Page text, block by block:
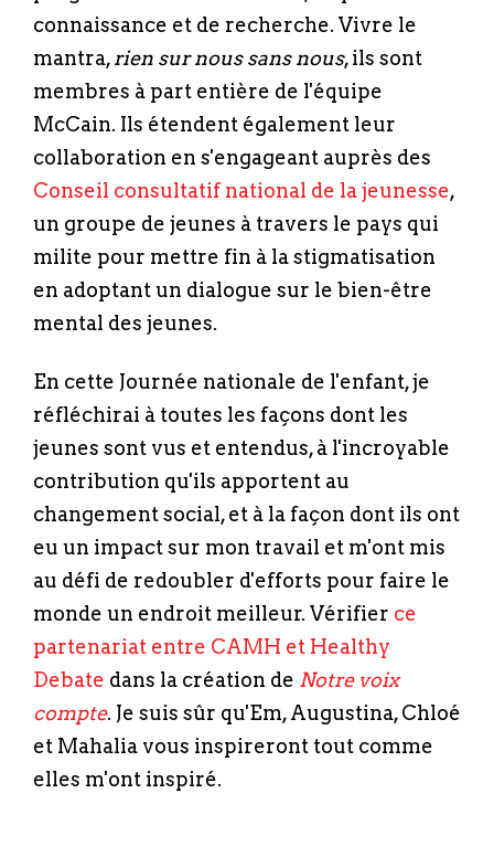
connaissance et de recherche. Vivre le
mantra,rien sur nous sans nous, ils sont
membres à part entière de l'équipe
McCain. Ils étendent également leur
collaboration en s'engageant auprès des
Conseil consultatif national de la jeunesse,
un groupe de jeunes à travers le pays qui
milite pour mettre fin à la stigmatisation
en adoptant un dialogue sur le bien-être
mental des jeunes.
En cette Journée nationale de l'enfant, je
réfléchirai à toutes les façons dont les
jeunes sont vus et entendus, à l'incroyable
contribution qu'ils apportent au
changement social, et à la façon dont ils ont
eu un impact sur mon travail et m'ont mis
au défi de redoubler d'efforts pour faire le
monde un endroit meilleur. Vérifier ce
partenariat entre CAMH et Healthy
Debate dans la création de Notre voix
compte. Je suis sûr qu'Em, Augustina, Chloé
et Mahalia vous inspireront tout comme
elles m'ont inspiré.